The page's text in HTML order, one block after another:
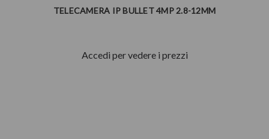
TELECAMERA IP BULLET 4MP 2.8-12MM
Accedi per vedere i prezzi